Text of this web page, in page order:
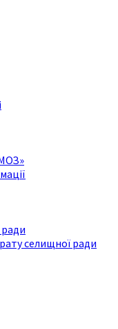
селищної ради